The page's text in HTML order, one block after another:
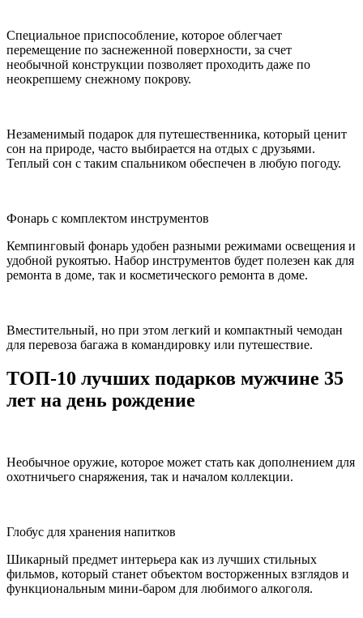
Специальное приспособление, которое облегчает
перемещение по заснеженной поверхности, за счет
необычной конструкции позволяет проходить даже по
неокрепшему снежному покрову.
Незаменимый подарок для путешественника, который ценит
сон на природе, часто выбирается на отдых с друзьями.
Теплый сон с таким спальником обеспечен в любую погоду.
Фонарь с комплектом инструментов
Кемпинговый фонарь удобен разными режимами освещения и
удобной рукоятью. Набор инструментов будет полезен как для
ремонта в доме, так и косметического ремонта в доме.
Вместительный, но при этом легкий и компактный чемодан
для перевоза багажа в командировку или путешествие.
ТОП-10 лучших подарков мужчине 35
лет на день рождение
Необычное оружие, которое может стать как дополнением для
охотничьего снаряжения, так и началом коллекции.
Глобус для хранения напитков
Шикарный предмет интерьера как из лучших стильных
фильмов, который станет объектом восторженных взглядов и
функциональным мини-баром для любимого алкоголя.